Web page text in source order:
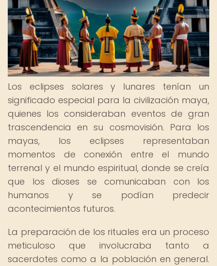
Los eclipses solares y lunares tenían un
significado especial para la civilización maya,
quienes los consideraban eventos de gran
trascendencia en su cosmovisión. Para los
mayas, los eclipses representaban
momentos de conexión entre el mundo
terrenal y el mundo espiritual, donde se creía
que los dioses se comunicaban con los
humanos y se podían predecir
acontecimientos futuros.
La preparación de los rituales era un proceso
meticuloso que involucraba tanto a
sacerdotes como a la población en general.